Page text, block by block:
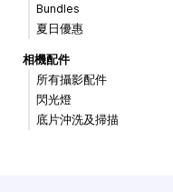
Bundles
夏日優惠
相機配件
所有攝影配件
閃光燈
底片沖洗及掃描